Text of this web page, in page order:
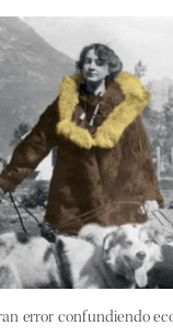
error confundiendo